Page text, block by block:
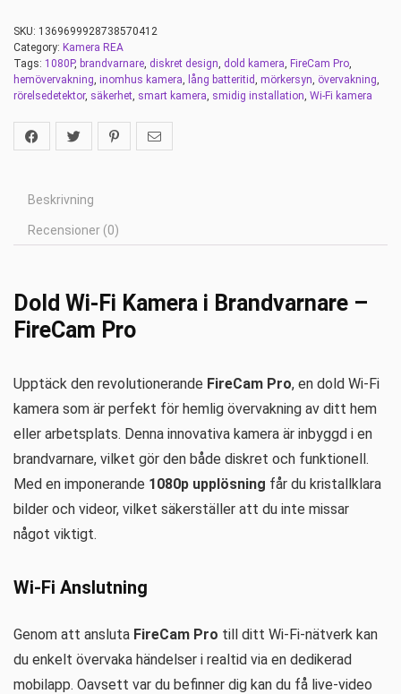
SKU: 1369699928738570412
Category: Kamera REA
Tags: 1080P, brandvarnare, diskret design, dold kamera, FireCam Pro,
hemövervakning, inomhus kamera, lång batteritid, mörkersyn, övervakning,
rörelsedetektor, säkerhet, smart kamera, smidig installation, Wi-Fi kamera
Beskrivning
Recensioner (0)
Dold Wi-Fi Kamera i Brandvarnare –
FireCam Pro
Upptäck den revolutionerande FireCam Pro, en dold Wi-Fi
kamera som är perfekt för hemlig övervakning av ditt hem
eller arbetsplats. Denna innovativa kamera är inbyggd i en
brandvarnare, vilket gör den både diskret och funktionell.
Med en imponerande 1080p upplösning får du kristallklara
bilder och videor, vilket säkerställer att du inte missar
något viktigt.
Wi-Fi Anslutning
Genom att ansluta FireCam Pro till ditt Wi-Fi-nätverk kan
du enkelt övervaka händelser i realtid via en dedikerad
mobilapp. Oavsett var du befinner dig kan du få live-video